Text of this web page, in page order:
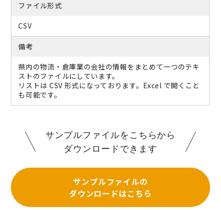
ファイル形式
CSV
備考
県内の物流・倉庫業の会社の情報をまとめて一つのテキ
ストのファイルにしています。
リストは CSV 形式になっております。Excel で開くこと
も可能です。
サンプルファイルをこちらから
ダウンロードできます
サンプルファイルの
ダウンロードはこちら